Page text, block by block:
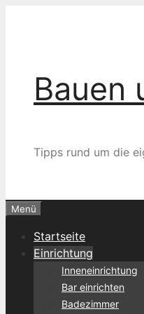
Bauen
Tipps rund um die
Menü
Startseite
Einrichtung
Inneneinrichtung
Bar einrichten
Badezimmer